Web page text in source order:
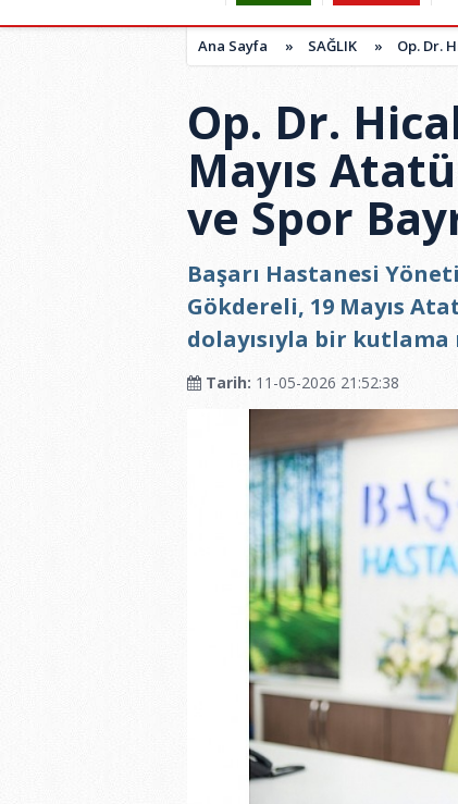
Ana Sayfa » SAĞLIK » Op. Dr.
Op. Dr.
Mayıs
ve Spor
Başarı Hastanesi
Gökdereli, 19 Mayıs
dolayısıyla bir kutlama
Tarih: 11-05-2026 21:52:38